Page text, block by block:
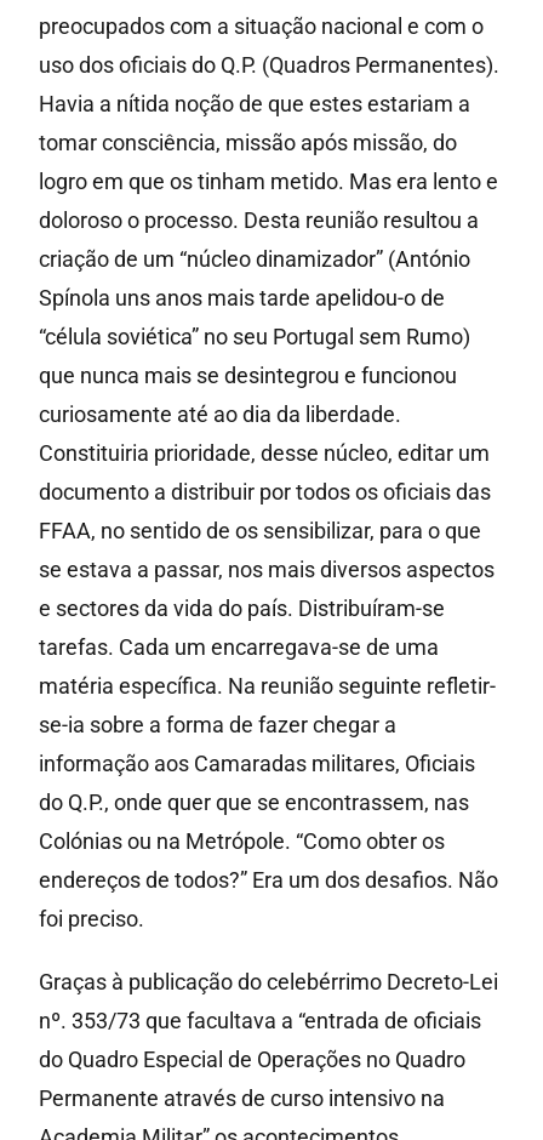
preocupados com a situação nacional e com o
uso dos oficiais do Q.P. (Quadros Permanentes).
Havia a nítida noção de que estes estariam a
tomar consciência, missão após missão, do
logro em que os tinham metido. Mas era lento e
doloroso o processo. Desta reunião resultou a
criação de um “núcleo dinamizador” (António
Spínola uns anos mais tarde apelidou-o de
“célula soviética” no seu Portugal sem Rumo)
que nunca mais se desintegrou e funcionou
curiosamente até ao dia da liberdade.
Constituiria prioridade, desse núcleo, editar um
documento a distribuir por todos os oficiais das
FFAA, no sentido de os sensibilizar, para o que
se estava a passar, nos mais diversos aspectos
e sectores da vida do país. Distribuíram-se
tarefas. Cada um encarregava-se de uma
matéria específica. Na reunião seguinte refletir-
se-ia sobre a forma de fazer chegar a
informação aos Camaradas militares, Oficiais
do Q.P., onde quer que se encontrassem, nas
Colónias ou na Metrópole. “Como obter os
endereços de todos?” Era um dos desafios. Não
foi preciso.
Graças à publicação do celebérrimo Decreto-Lei
nº. 353/73 que facultava a “entrada de oficiais
do Quadro Especial de Operações no Quadro
Permanente através de curso intensivo na